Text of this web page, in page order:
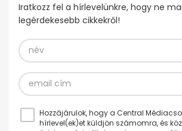
Iratkozz fel a hírlevelünkre, hogy ne
legérdekesebb cikkekről!
Hozzájárulok, hogy a Central
hírlevel(ek)et küldjön számomra, és